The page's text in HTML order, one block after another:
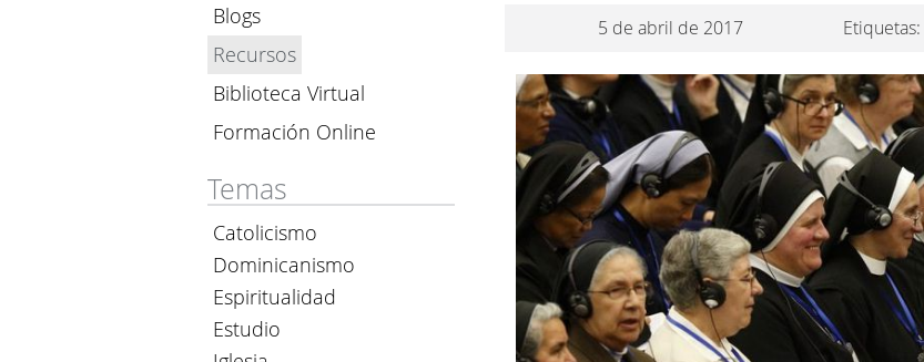
Blogs
Recursos
Biblioteca Virtual
Formación Online
Temas
Catolicismo
Dominicanismo
Espiritualidad
Estudio
5 de abril de 2017 Etiquetas: